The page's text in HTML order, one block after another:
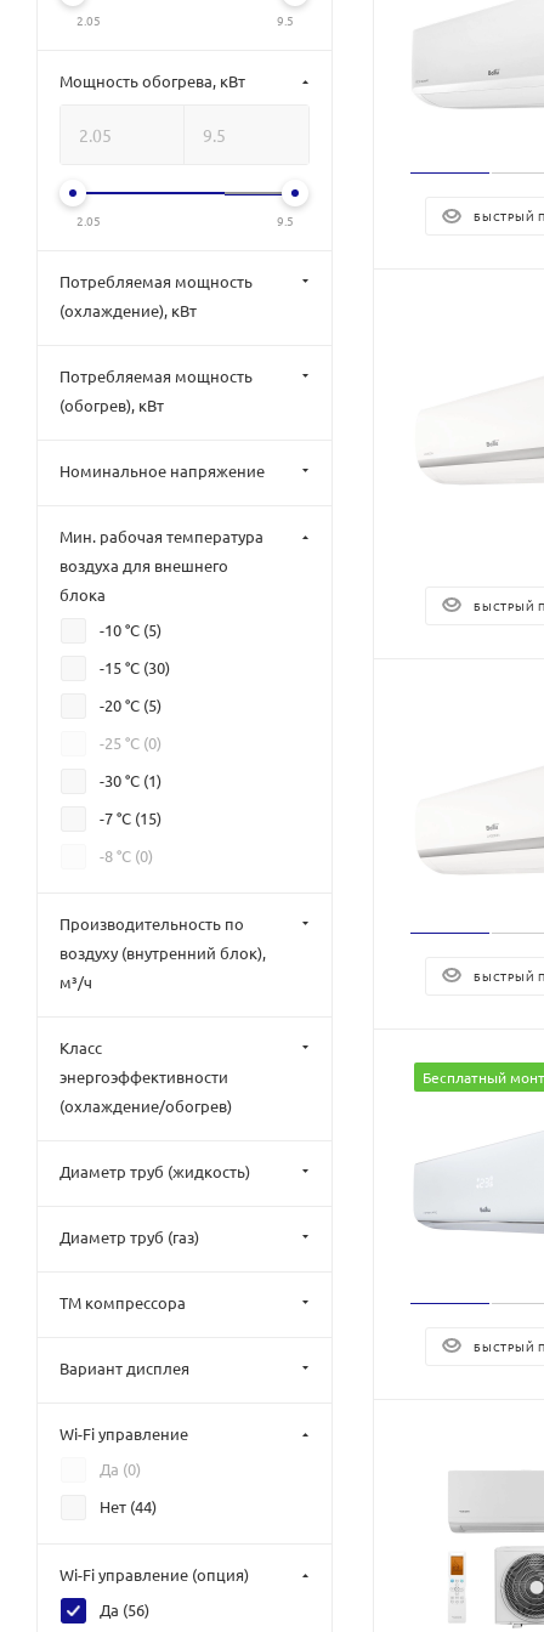
БЫСТРЫЙ
БЫСТРЫЙ
БЫСТРЫЙ
Бесплатный
БЫСТРЫЙ
2.05 9.5
Мощность обогрева, кВт
2.05 9.5
Потребляемая мощность
(охлаждение), кВт
Потребляемая мощность
(обогрев), кВт
Номинальное напряжение
Мин. рабочая температура
воздуха для внешнего
блока
-10 °С (5)
-15 °С (30)
-20 °С (5)
-25 °С (0)
-30 °С (1)
-7 °С (15)
-8 °С (0)
Производительность по
воздуху (внутренний блок),
м³/ч
Класс
энергоэффективности
(охлаждение/обогрев)
Диаметр труб (жидкость)
Диаметр труб (газ)
ТМ компрессора
Вариант дисплея
Wi-Fi управление
Да (0)
Нет (44)
Wi-Fi управление (опция)
Да (56)